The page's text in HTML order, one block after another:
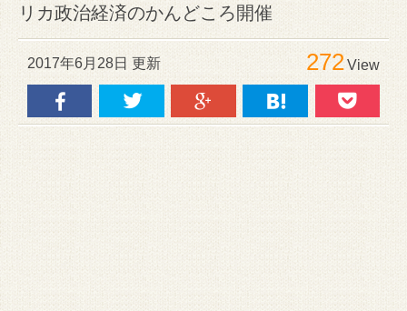
リカ政治経済のかんどころ開催
2017年6月28日 更新 272View